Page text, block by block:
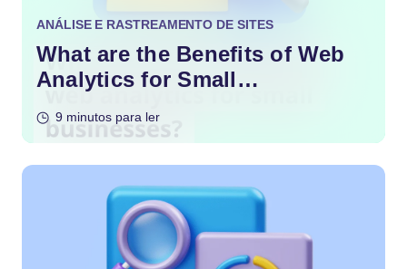
ANÁLISE E RASTREAMENTO DE SITES
What are the Benefits of Web
Analytics for Small
9 minutos para ler